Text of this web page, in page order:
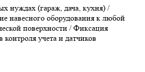
нуждах (гараж, дача, кухня) /
навесного оборудования к любой
поверхности / Фиксация
контроля учета и датчиков